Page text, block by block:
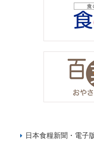
日本食糧新聞・電子